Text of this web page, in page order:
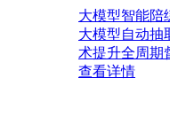
大模型智能陪
大模型自动抽
术提升全周期
查看详情